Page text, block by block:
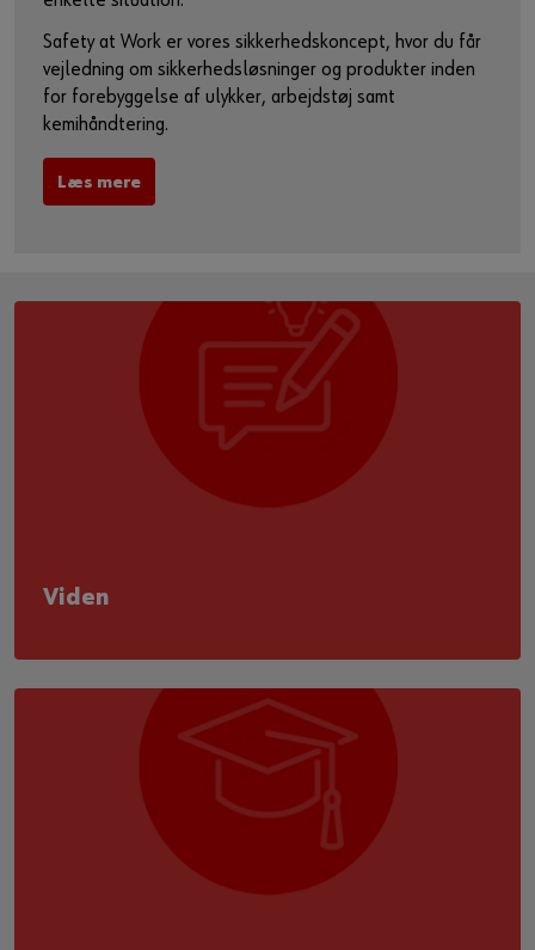
Safety at Work er vores sikkerhedskoncept, hvor du får
vejledning om sikkerhedsløsninger og produkter inden
for forebyggelse af ulykker, arbejdstøj samt
kemihåndtering.
Læs mere
Viden